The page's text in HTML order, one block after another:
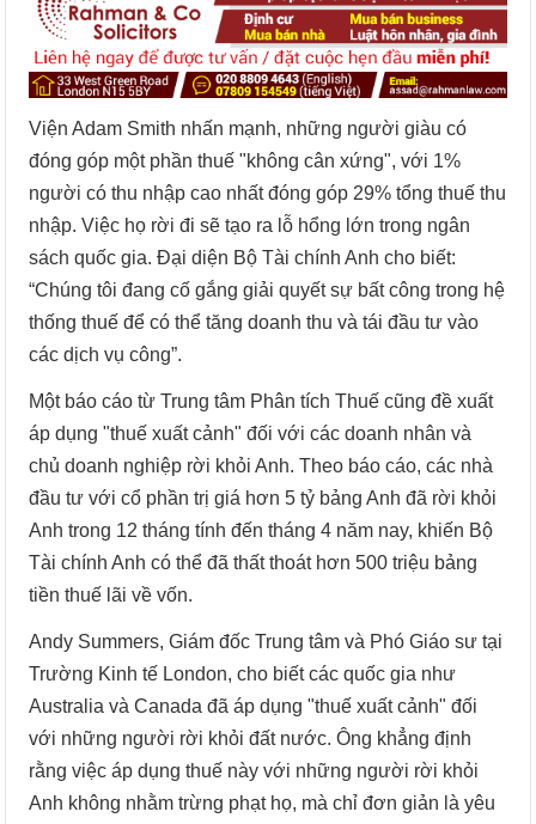
Viện Adam Smith nhấn mạnh, những người giàu có
đóng góp một phần thuế "không cân xứng", với 1%
người có thu nhập cao nhất đóng góp 29% tổng thuế thu
nhập. Việc họ rời đi sẽ tạo ra lỗ hổng lớn trong ngân
sách quốc gia. Đại diện Bộ Tài chính Anh cho biết:
“Chúng tôi đang cố gắng giải quyết sự bất công trong hệ
thống thuế để có thể tăng doanh thu và tái đầu tư vào
các dịch vụ công”.
Một báo cáo từ Trung tâm Phân tích Thuế cũng đề xuất
áp dụng "thuế xuất cảnh" đối với các doanh nhân và
chủ doanh nghiệp rời khỏi Anh. Theo báo cáo, các nhà
đầu tư với cổ phần trị giá hơn 5 tỷ bảng Anh đã rời khỏi
Anh trong 12 tháng tính đến tháng 4 năm nay, khiến Bộ
Tài chính Anh có thể đã thất thoát hơn 500 triệu bảng
tiền thuế lãi về vốn.
Andy Summers, Giám đốc Trung tâm và Phó Giáo sư tại
Trường Kinh tế London, cho biết các quốc gia như
Australia và Canada đã áp dụng "thuế xuất cảnh" đối
với những người rời khỏi đất nước. Ông khẳng định
rằng việc áp dụng thuế này với những người rời khỏi
Anh không nhằm trừng phạt họ, mà chỉ đơn giản là yêu